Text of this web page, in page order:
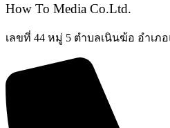
How To Media Co.Ltd.
เลขที่ 44 หมู่ 5 ตำบลเนินฆ้อ อำเภ